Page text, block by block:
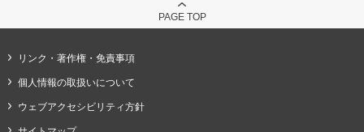
PAGE TOP
リンク・著作権・免責事項
個人情報の取扱いについて
ウェブアクセシビリティ方針